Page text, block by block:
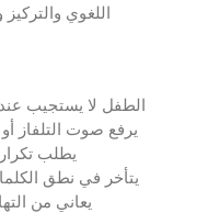
اللغوي
الطفل لا يستجيب عند
يرفع صوت التلفاز
يطلب
يتأخر في نطق
يعاني من